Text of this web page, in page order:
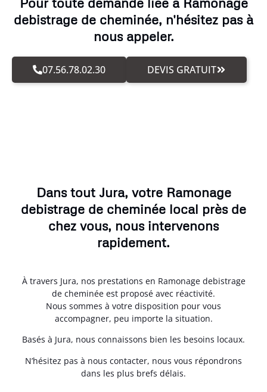
debistrage de cheminée, n'hésitez pas à
nous appeler.
07.56.78.02.30 DEVIS GRATUIT
Dans tout Jura, votre Ramonage
debistrage de cheminée local près de
chez vous, nous intervenons
rapidement.
À travers Jura, nos prestations en Ramonage debistrage
de cheminée est proposé avec réactivité.
Nous sommes à votre disposition pour vous
accompagner, peu importe la situation.
Basés à Jura, nous connaissons bien les besoins locaux.
N’hésitez pas à nous contacter, nous vous répondrons
dans les plus brefs délais.